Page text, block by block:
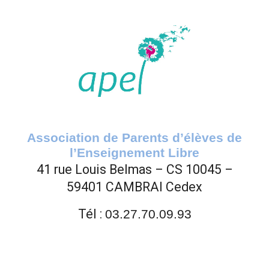
Association de Parents d’élèves de
l’Enseignement Libre
41 rue Louis Belmas – CS 10045 –
59401 CAMBRAI Cedex
Tél : 03.27.70.09.93